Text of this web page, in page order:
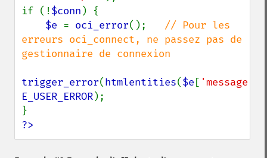
if (!$conn ) {
$e = oci_error(); // Pour les
erreurs oci_connect, ne passez pas de
gestionnaire de connexion
trigger_error(htmlentities($e [ 'message'
E_USER_ERROR);
?>